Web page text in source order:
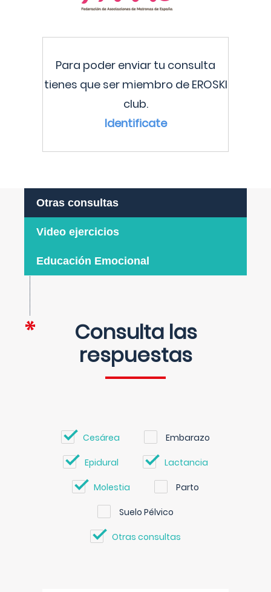
Para poder enviar tu consulta
tienes que ser miembro de EROSKI
club.
Identificate
Otras consultas
Video ejercicios
Educación Emocional
Consulta las
respuestas
Cesárea Embarazo
Epidural Lactancia
Molestia Parto
Suelo Pélvico
Otras consultas